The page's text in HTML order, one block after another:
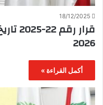
18/12/2025
2026
أكمل القراءة »